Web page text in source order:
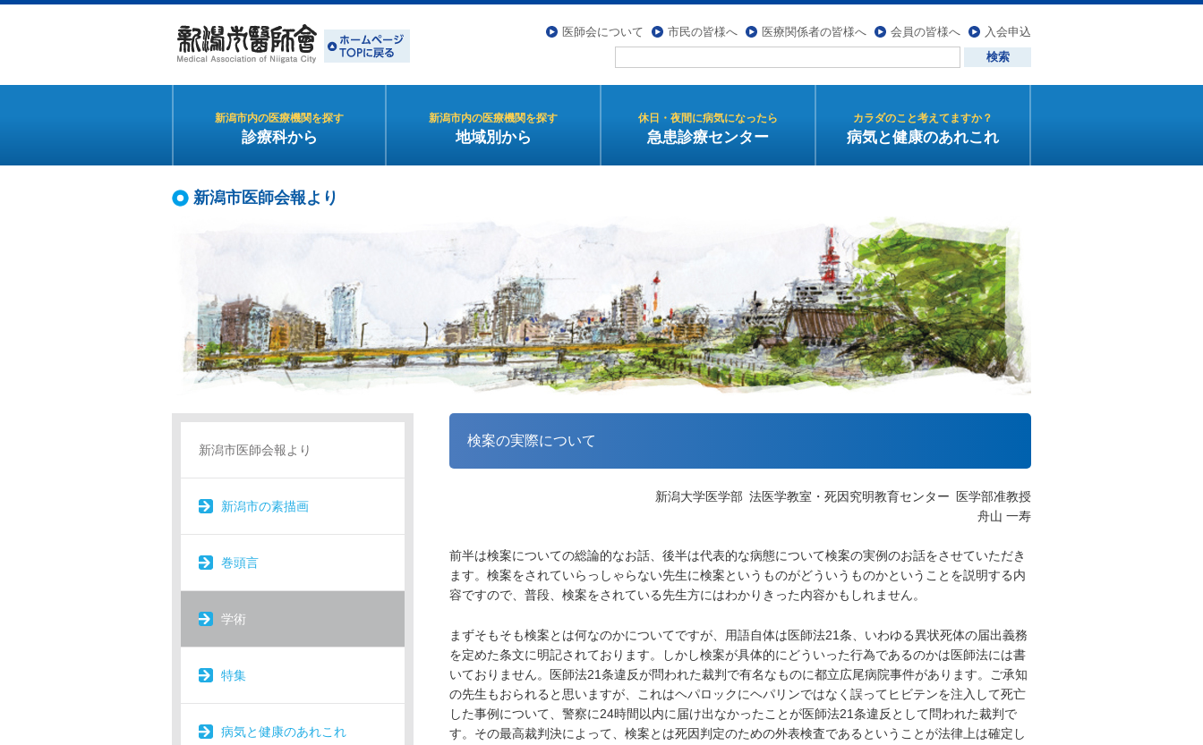
新潟市内の医療機関を探す
診療科から
新潟市内の医療機関を探す
地域別から
休日・夜間に病気になったら
急患診療センター
カラダのこと考えてますか？
病気と健康のあれこれ
医師会について 市民の皆様へ 医療関係者の皆様へ 会員の皆様へ 入会申込
新潟市医師会報より
検案の実際について
新潟大学医学部 法医学教室・死因究明教育センター 医学部准教授
舟山 一寿
前半は検案についての総論的なお話、後半は代表的な病態について検案の実例のお話をさせていただき
ます。検案をされていらっしゃらない先生に検案というものがどういうものかということを説明する内
容ですので、普段、検案をされている先生方にはわかりきった内容かもしれません。
まずそもそも検案とは何なのかについてですが、用語自体は医師法21条、いわゆる異状死体の届出義務
を定めた条文に明記されております。しかし検案が具体的にどういった行為であるのかは医師法には書
いておりません。医師法21条違反が問われた裁判で有名なものに都立広尾病院事件があります。ご承知
の先生もおられると思いますが、これはヘパロックにヘパリンではなく誤ってヒビテンを注入して死亡
した事例について、警察に24時間以内に届け出なかったことが医師法21条違反として問われた裁判で
す。その最高裁判決によって、検案とは死因判定のための外表検査であるということが法律上は確定し
新潟市医師会報より
新潟市の素描画
巻頭言
学術
特集
病気と健康のあれこれ